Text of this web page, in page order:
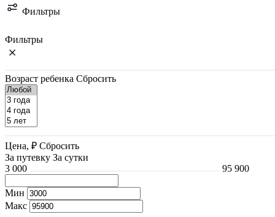
Фильтры
Фильтры
Возраст ребенка Сбросить
Цена, ₽ Сбросить
За путевку За сутки
3 000
95 900
Мин
Макс